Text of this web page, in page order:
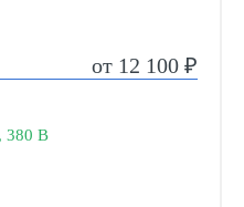
от 12 100 ₽
380 В